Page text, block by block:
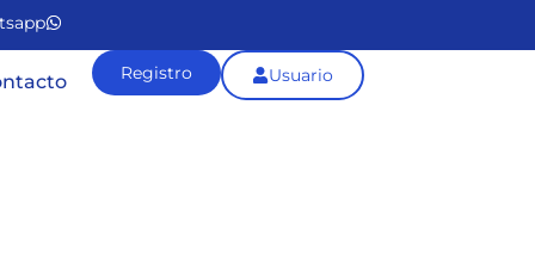
Registro Usuario